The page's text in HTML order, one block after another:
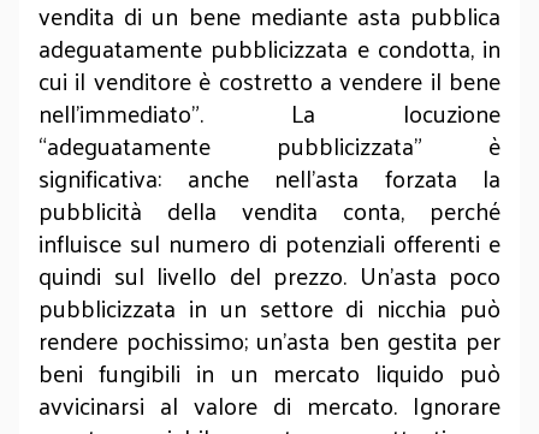
vendita di un bene mediante asta pubblica
adeguatamente pubblicizzata e condotta, in
cui il venditore è costretto a vendere il bene
nell’immediato". La locuzione
“adeguatamente pubblicizzata” è
significativa: anche nell’asta forzata la
pubblicità della vendita conta, perché
influisce sul numero di potenziali offerenti e
quindi sul livello del prezzo. Un’asta poco
pubblicizzata in un settore di nicchia può
rendere pochissimo; un’asta ben gestita per
beni fungibili in un mercato liquido può
avvicinarsi al valore di mercato. Ignorare